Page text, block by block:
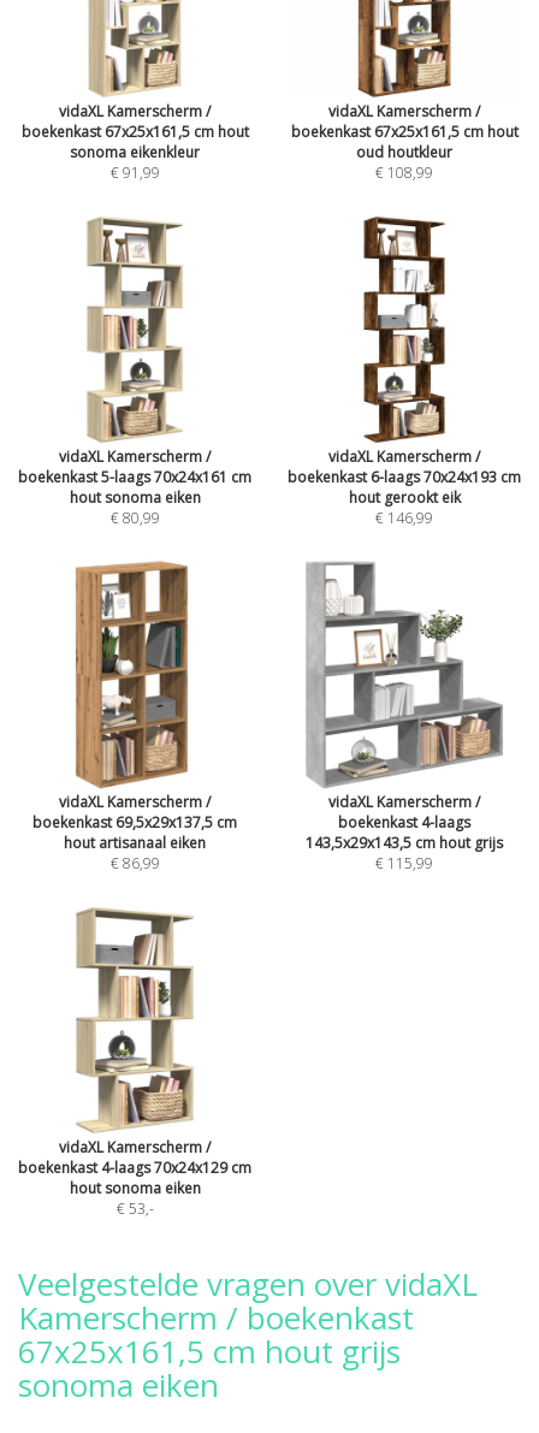
vidaXL Kamerscherm /
boekenkast 67x25x161,5 cm hout
sonoma eikenkleur
€ 91,99
vidaXL Kamerscherm /
boekenkast 67x25x161,5 cm hout
oud houtkleur
€ 108,99
vidaXL Kamerscherm /
boekenkast 5-laags 70x24x161 cm
hout sonoma eiken
€ 80,99
vidaXL Kamerscherm /
boekenkast 6-laags 70x24x193 cm
hout gerookt eik
€ 146,99
vidaXL Kamerscherm /
boekenkast 69,5x29x137,5 cm
hout artisanaal eiken
€ 86,99
vidaXL Kamerscherm /
boekenkast 4-laags
143,5x29x143,5 cm hout grijs
€ 115,99
vidaXL Kamerscherm /
boekenkast 4-laags 70x24x129 cm
hout sonoma eiken
€ 53,-
Veelgestelde vragen over vidaXL
Kamerscherm / boekenkast
67x25x161,5 cm hout grijs
sonoma eiken